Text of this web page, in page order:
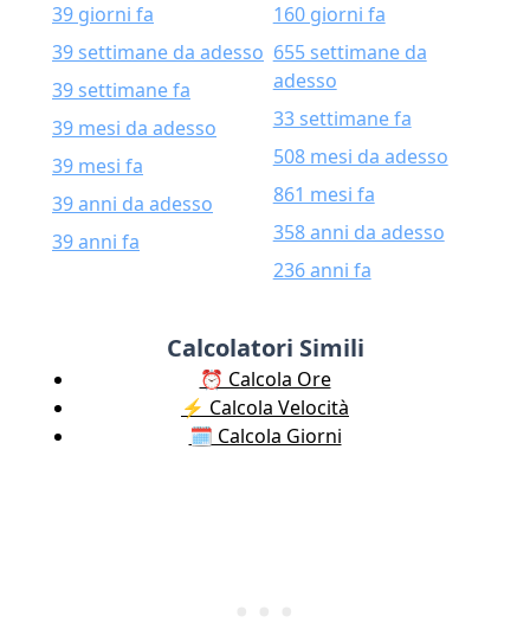
39 giorni fa
39 settimane da adesso
39 settimane fa
39 mesi da adesso
39 mesi fa
39 anni da adesso
39 anni fa
160 giorni fa
655 settimane da
adesso
33 settimane fa
508 mesi da adesso
861 mesi fa
358 anni da adesso
236 anni fa
Calcolatori Simili
⏰ Calcola Ore
⚡️ Calcola Velocità
🗓️ Calcola Giorni